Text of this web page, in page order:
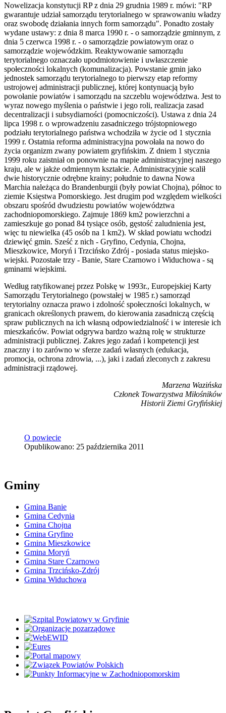
Nowelizacja konstytucji RP z dnia 29 grudnia 1989 r. mówi: "RP
gwarantuje udział samorządu terytorialnego w sprawowaniu władzy
oraz swobodę działania innych form samorządu". Ponadto zostały
wydane ustawy: z dnia 8 marca 1990 r. - o samorządzie gminnym, z
dnia 5 czerwca 1998 r. - o samorządzie powiatowym oraz o
samorządzie wojewódzkim. Reaktywowanie samorządu
terytorialnego oznaczało upodmiotowienie i uwłaszczenie
społeczności lokalnych (komunalizacja). Powstanie gmin jako
jednostek samorządu terytorialnego to pierwszy etap reformy
ustrojowej administracji publicznej, której kontynuacją było
powołanie powiatów i samorządu na szczeblu województwa. Jest to
wyraz nowego myślenia o państwie i jego roli, realizacja zasad
decentralizacji i subsydiarności (pomocniczości). Ustawa z dnia 24
lipca 1998 r. o wprowadzeniu zasadniczego trójstopniowego
podziału terytorialnego państwa wchodziła w życie od 1 stycznia
1999 r. Ostatnia reforma administracyjna powołała na nowo do
życia organizm zwany powiatem gryfińskim. Z dniem 1 stycznia
1999 roku zaistniał on ponownie na mapie administracyjnej naszego
kraju, ale w jakże odmiennym kształcie. Administracyjnie scalił
dwie historycznie odrębne krainy; południe to dawna Nowa
Marchia należąca do Brandenburgii (były powiat Chojna), północ to
ziemie Księstwa Pomorskiego. Jest drugim pod względem wielkości
obszaru spośród dwudziestu powiatów województwa
zachodniopomorskiego. Zajmuje 1869 km2 powierzchni a
zamieszkuje go ponad 84 tysiące osób, gęstość zaludnienia jest,
więc tu niewielka (45 osób na 1 km2). W skład powiatu wchodzi
dziewięć gmin. Sześć z nich - Gryfino, Cedynia, Chojna,
Mieszkowice, Moryń i Trzcińsko Zdrój - posiada status miejsko-
wiejski. Pozostałe trzy - Banie, Stare Czarnowo i Widuchowa - są
gminami wiejskimi.
Według ratyfikowanej przez Polskę w 1993r., Europejskiej Karty
Samorządu Terytorialnego (powstałej w 1985 r.) samorząd
terytorialny oznacza prawo i zdolność społeczności lokalnych, w
granicach określonych prawem, do kierowania zasadniczą częścią
spraw publicznych na ich własną odpowiedzialność i w interesie ich
mieszkańców. Powiat odgrywa bardzo ważną rolę w strukturze
administracji publicznej. Zakres jego zadań i kompetencji jest
znaczny i to zarówno w sferze zadań własnych (edukacja,
promocja, ochrona zdrowia, ...), jaki i zadań zleconych z zakresu
administracji rządowej.
Marzena Wazińska
Członek Towarzystwa Miłośników
Historii Ziemi Gryfińskiej
O powiecie
Opublikowano: 25 października 2011
Gminy
Gmina Banie
Gmina Cedynia
Gmina Chojna
Gmina Gryfino
Gmina Mieszkowice
Gmina Moryń
Gmina Stare Czarnowo
Gmina Trzcińsko-Zdrój
Gmina Widuchowa